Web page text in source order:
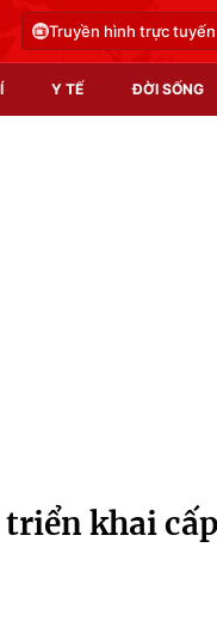
Truyền hình trực tuyến
Y TẾ ĐỜI SỐNG
Infographic
khai